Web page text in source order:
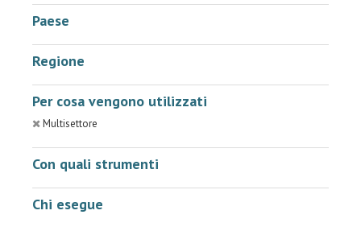
Paese
Regione
Per cosa vengono utilizzati
Multisettore
Con quali strumenti
Chi esegue